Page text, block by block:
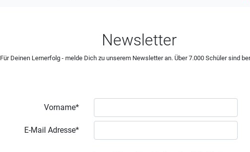
Newsletter
Für Deinen Lernerfolg - melde Dich zu unserem Newsletter an. Über 7.000 Schüler sind
Vorname*
E-Mail Adresse*